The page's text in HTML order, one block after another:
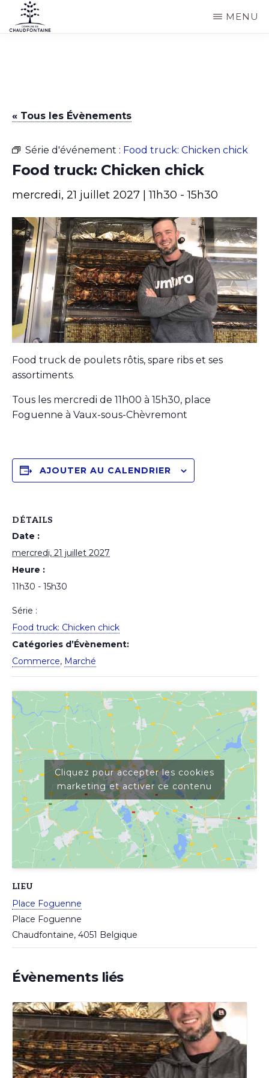
Passer
au
commune
Chaudfontaine
MENU
« Tous les Évènements
Série d'événement : Food truck: Chicken chick
Food truck: Chicken chick
mercredi, 21 juillet 2027 | 11h30 -15h30
Food truck de poulets rôtis, spare ribs et ses
assortiments.
Tous les mercredi de 11h00 à 15h30, place
Foguenne à Vaux-sous-Chèvremont
AJOUTER AU CALENDRIER
DÉTAILS
Date :
mercredi, 21 juillet 2027
Heure :
11h30 - 15h30
Série :
Food truck: Chicken chick
Catégories d’Évènement:
Commerce, Marché
LIEU
Place Foguenne
Place Foguenne
Chaudfontaine, 4051 Belgique
Cliquez pour accepter les cookies
marketing et activer ce contenu
Évènements liés